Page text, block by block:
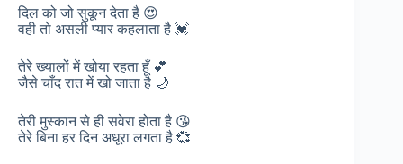
दिल को जो सुकून देता है 😍
वही तो असली प्यार कहलाता है 💓
तेरे ख्यालों में खोया रहता हूँ 💕
जैसे चाँद रात में खो जाता है 🌙
तेरी मुस्कान से ही सवेरा होता है 😘
तेरे बिना हर दिन अधूरा लगता है 💞